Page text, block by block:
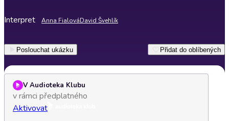
Interpret Anna FialováDavid Švehlík
Poslouchat ukázku Přidat do oblíbených
V Audioteka Klubu
v rámci předplatného
Aktivovat